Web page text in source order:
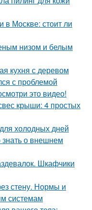
Москве: стоит ли
низом и белым
кухня с деревом
с проблемой
это видео!
крыши: 4 простых
холодных дней
о внешнем
Шкафчики
стену. Нормы и
системам